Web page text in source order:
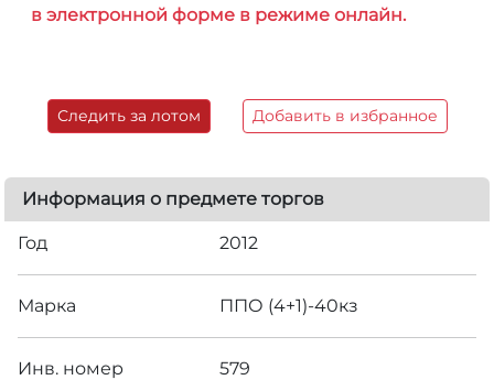
в электронной форме в режиме онлайн.
Следить за лотом Добавить в избранное
Информация о предмете торгов
Год 2012
Марка ППО (4+1)-40кз
Инв. номер 579